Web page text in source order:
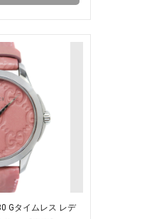
Gタイムレス レデ